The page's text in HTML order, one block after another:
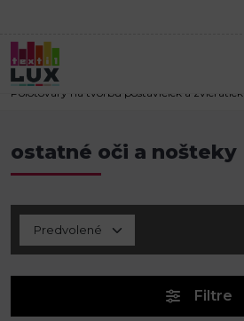
Úvod
Polotovary na tvorbu postavičiek a zvieratiek
ostatné oči a nošteky
Filtre